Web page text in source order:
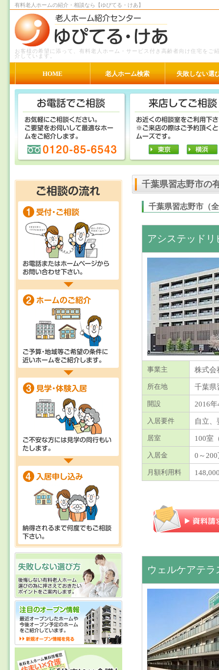
有料老人ホームの紹介・相談なら【ゆぴてる・けあ】
お客様の希望に添って、有料老人ホーム・サービス付き高齢者向け住宅をご
介しています。
HOME 老人ホーム検索 失敗しない選
千葉県習志野市の
千葉県習志野市
アシステッド
事業主 株式会
所在地 千葉県
開設 2016
入居要件 自立、
居室 100室
入居金 0～
月額利用料
ウェルケアテラ